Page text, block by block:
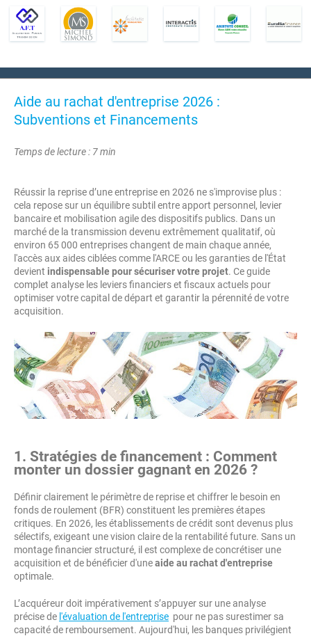
Aide au rachat d'entreprise 2026 :
Subventions et Financements
Temps de lecture : 7 min
Réussir la reprise d’une entreprise en 2026 ne s'improvise plus :
cela repose sur un équilibre subtil entre apport personnel, levier
bancaire et mobilisation agile des dispositifs publics. Dans un
marché de la transmission devenu extrêmement qualitatif, où
environ 65 000 entreprises changent de main chaque année,
l'accès aux aides ciblées comme l'ARCE ou les garanties de l'État
devient indispensable pour sécuriser votre projet. Ce guide
complet analyse les leviers financiers et fiscaux actuels pour
optimiser votre capital de départ et garantir la pérennité de votre
acquisition.
1. Stratégies de financement : Comment
monter un dossier gagnant en 2026 ?
Définir clairement le périmètre de reprise et chiffrer le besoin en
fonds de roulement (BFR) constituent les premières étapes
critiques. En 2026, les établissements de crédit sont devenus plus
sélectifs, exigeant une vision claire de la rentabilité future. Sans un
montage financier structuré, il est complexe de concrétiser une
acquisition et de bénéficier d'uneaide au rachat d'entreprise
optimale.
L’acquéreur doit impérativement s’appuyer sur une analyse
précise de l'évaluation de l'entreprise pour ne pas surestimer sa
capacité de remboursement. Aujourd'hui, les banques privilégient